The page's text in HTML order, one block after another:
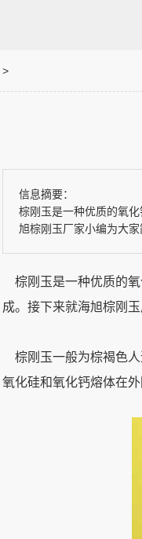
>
信息摘要：
棕刚玉是一种优质的氧
旭棕刚玉厂家小编为大
棕刚玉是一种优质的氧
成。接下来就海旭棕刚
棕刚玉一般为棕褐色人
氧化硅和氧化钙熔体在